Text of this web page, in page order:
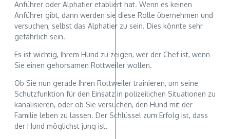
Anführer oder Alphatier etabliert hat. Wenn es keinen
Anführer gibt, dann werden sie diese Rolle übernehmen und
versuchen, selbst das Alphatier zu sein. Dies könnte sehr
gefährlich sein.
Es ist wichtig, Ihrem Hund zu zeigen, wer der Chef ist, wenn
Sie einen gehorsamen Rottweiler wollen.
Ob Sie nun gerade Ihren Rottweiler trainieren, um seine
Schutzfunktion für den Einsatz in polizeilichen Situationen zu
kanalisieren, oder ob Sie versuchen, den Hund mit der
Familie leben zu lassen. Der Schlüssel zum Erfolg ist, dass
der Hund möglichst jung ist.